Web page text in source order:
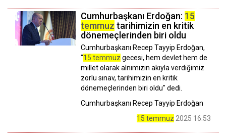
Cumhurbaşkanı Erdoğan: 15
temmuz tarihimizin en kritik
dönemeçlerinden biri oldu
Cumhurbaşkanı Recep Tayyip Erdoğan,
"15 temmuz gecesi, hem devlet hem de
millet olarak alnımızın akıyla verdiğimiz
zorlu sınav, tarihimizin en kritik
dönemeçlerinden biri oldu" dedi.
Cumhurbaşkanı Recep Tayyip Erdoğan
15 temmuz 2025 16:53